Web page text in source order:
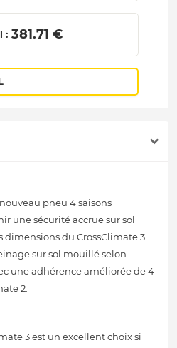
: 381.71 €
pneu 4 saisons
une sécurité accrue sur sol
dimensions du CrossClimate 3
sur sol mouillé selon
une adhérence améliorée de 4
2.
3 est un excellent choix si